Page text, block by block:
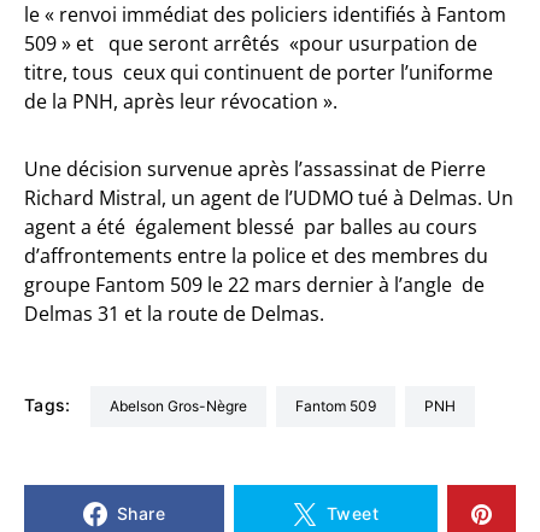
le « renvoi immédiat des policiers identifiés à Fantom
509 » et que seront arrêtés «pour usurpation de
titre, tous ceux qui continuent de porter l’uniforme
de la PNH, après leur révocation ».
Une décision survenue après l’assassinat de Pierre
Richard Mistral, un agent de l’UDMO tué à Delmas. Un
agent a été également blessé par balles au cours
d’affrontements entre la police et des membres du
groupe Fantom 509 le 22 mars dernier à l’angle de
Delmas 31 et la route de Delmas.
Tags: Abelson Gros-Nègre Fantom 509 PNH
Share Tweet